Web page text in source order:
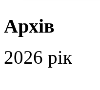
Архів
2026 рік